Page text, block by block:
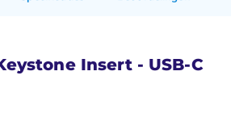
Insert - USB-C